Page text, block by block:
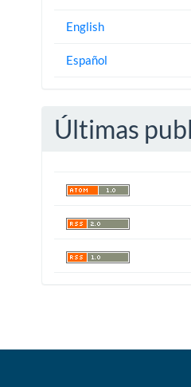
English
Español
Últimas